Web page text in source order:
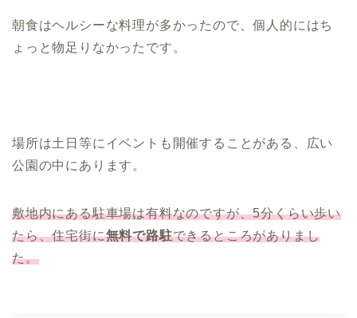
朝食はヘルシーな料理が多かったので、個人的にはち
ょっと物足りなかったです。
場所は土日等にイベントも開催することがある、広い
公園の中にあります。
敷地内にある駐車場は有料なのですが、5分くらい歩い
たら、住宅街に無料で路駐できるところがありまし
た。